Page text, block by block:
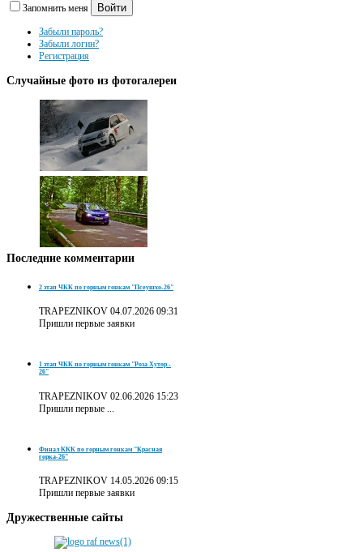
Запомнить меня Войти
Забыли пароль?
Забыли логин?
Регистрация
Случайные фото из фотогалереи
Последние комментарии
2 этап ЧКК по горным гонкам "Псеушхо-26"
TRAPEZNIKOV 04.07.2026 09:31
Пришли первые заявки
1 этап ЧКК по горным гонкам "Роза Хутор -
26"
TRAPEZNIKOV 02.06.2026 15:23
Пришли первые ...
Финал ККК по горным гонкам "Красная
горка-26"
TRAPEZNIKOV 14.05.2026 09:15
Пришли первые заявки
Дружественные сайты